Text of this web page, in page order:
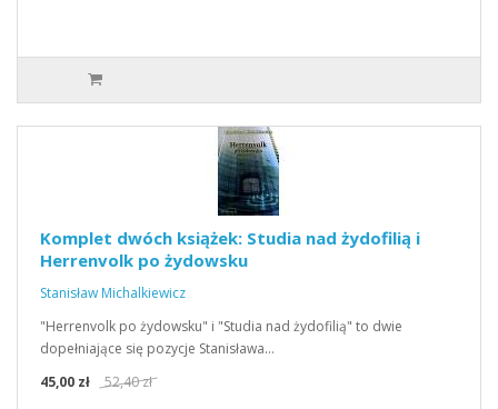
Komplet dwóch książek: Studia nad żydofilią i
Herrenvolk po żydowsku
Stanisław Michalkiewicz
"Herrenvolk po żydowsku" i "Studia nad żydofilią" to dwie
dopełniające się pozycje Stanisława…
45,00 zł
52,40 zł